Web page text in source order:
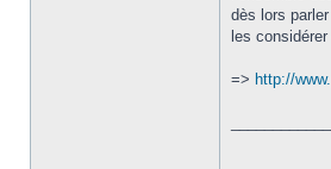
dès lors
les
=> http://